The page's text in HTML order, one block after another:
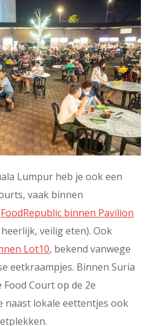
Lumpur heb je ook een
vaak binnen
FoodRepublic binnen Pavilion
veilig eten). Ook
Lot10, bekend vanwege
eetkraampjes. Binnen Suria
Food Court op de 2e
naast lokale eettentjes ook